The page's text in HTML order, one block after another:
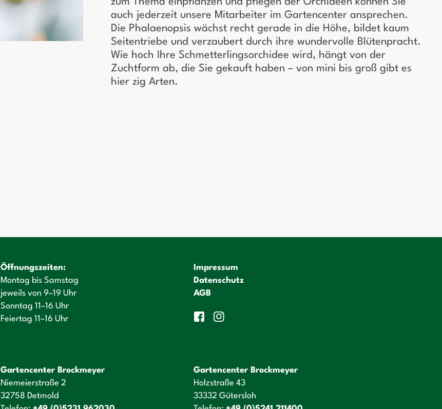
auch jederzeit unsere Mitarbeiter im Gartencenter ansprechen.
Die Phalaenopsis wächst recht gerade in die Höhe, bildet kaum
Seitentriebe und verzaubert durch ihre wundervolle Blütenpracht.
Wie hoch Ihre Schmetterlingsorchidee wird, hängt von der
Zuchtform ab, die Sie gekauft haben – von mini bis groß gibt es
hier zig Arten.
Öffnungszeiten:
Montag bis Samstag
jeweils von 9–19 Uhr
Sonntag 11–16 Uhr
Feiertag 11–16 Uhr
Gartencenter Brockmeyer
Niemeierstraße 2
32758 Detmold
Gartencenter Brockmeyer
Holzstraße 43
33332 Gütersloh
Impressum
Datenschutz
AGB